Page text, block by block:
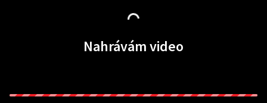
Nahrávám video